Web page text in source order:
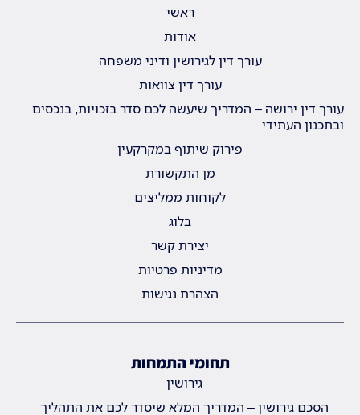
ראשי
אודות
עורך דין לגירושין ודיני משפחה
עורך דין צוואות
עורך דין ירושה – המדריך שיעשה לכם סדר בזכויות, בנכסים
ובתכנון העתידי
פירוק שיתוף במקרקעין
מן התקשורת
לקוחות ממליצים
בלוג
יצירת קשר
מדיניות פרטיות
הצהרת נגישות
תחומי התמחות
גירושין
הסכם גירושין – המדריך המלא שיסדר לכם את התהליך